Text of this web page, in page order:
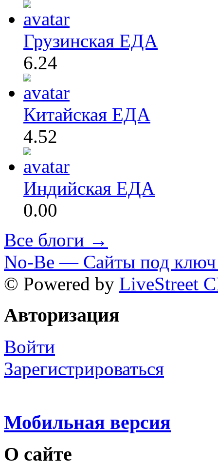
Грузинская ЕДА
6.24
Китайская ЕДА
4.52
Индийская ЕДА
0.00
Все блоги →
No-Be — Сайты под ключ
© Powered by LiveStreet
Авторизация
Войти
Зарегистрироваться
Мобильная версия
О сайте